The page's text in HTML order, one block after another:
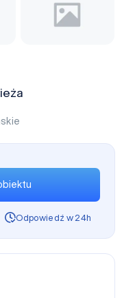
Odpowiedź w 24h